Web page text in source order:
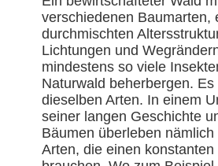
verschiedenen Baumarten,
durchmischten
Lichtungen und
mindestens so viele
Naturwald beherbergen.
dieselben Arten. In einem
seiner langen Geschichte
Bäumen überleben
Arten, die einen konstanten